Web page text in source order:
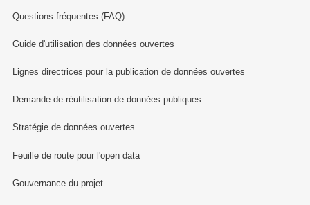
Questions fréquentes (FAQ)
Guide d'utilisation des données ouvertes
Lignes directrices pour la publication de données ouvertes
Demande de réutilisation de données publiques
Stratégie de données ouvertes
Feuille de route pour l'open data
Gouvernance du projet